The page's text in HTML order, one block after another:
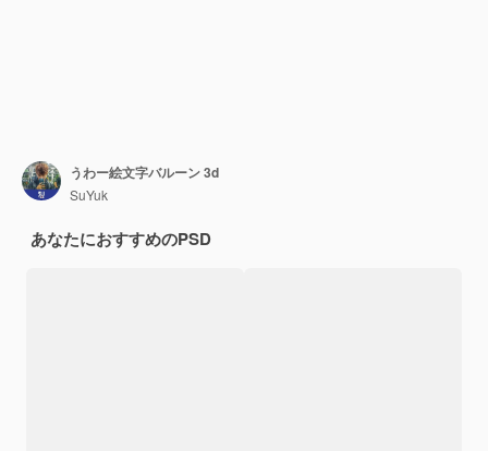
うわー絵文字バルーン 3d
SuYuk
あなたにおすすめのPSD